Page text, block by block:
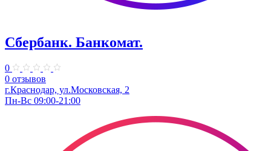
Сбербанк. Банкомат.
0
0 отзывов
г.Краснодар, ул.​Московская, 2
Пн-Вс 09:00-21:00